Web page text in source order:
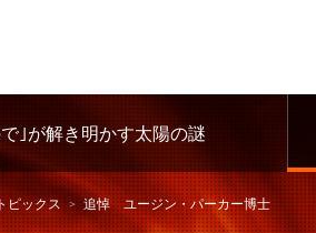
｣が解き明かす太陽の謎
ピックス 追悼 ユージン・パーカー博士